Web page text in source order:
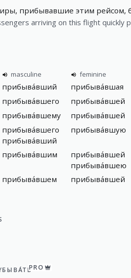
прибывавшие этим рейсом,
arriving on this flight quickly
masculine feminine
прибыва́вший прибыва́вшая
прибыва́вшего прибыва́вшей
прибыва́вшему прибыва́вшей
прибыва́вшего
прибыва́вший
прибыва́вшую
прибыва́вшим
прибыва́вшей
прибыва́вшею
прибыва́вшем прибыва́вшей
БЫВА́ТЬPRO